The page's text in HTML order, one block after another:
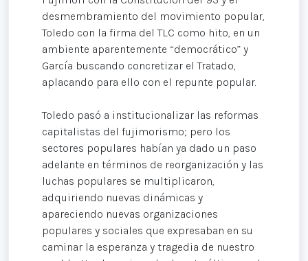
desmembramiento del movimiento popular,
Toledo con la firma del TLC como hito, en un
ambiente aparentemente “democrático” y
García buscando concretizar el Tratado,
aplacando para ello con el repunte popular.
Toledo pasó a institucionalizar las reformas
capitalistas del fujimorismo; pero los
sectores populares habían ya dado un paso
adelante en términos de reorganización y las
luchas populares se multiplicaron,
adquiriendo nuevas dinámicas y
apareciendo nuevas organizaciones
populares y sociales que expresaban en su
caminar la esperanza y tragedia de nuestro